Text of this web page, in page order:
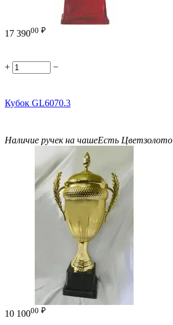
17 39000 ₽
+ −
Кубок GL6070.3
Наличие ручек на чашеЕсть Цветзолото
10 10000 ₽